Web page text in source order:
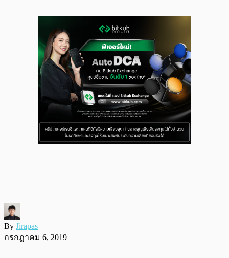
By Jirapas
กรกฎาคม 6, 2019